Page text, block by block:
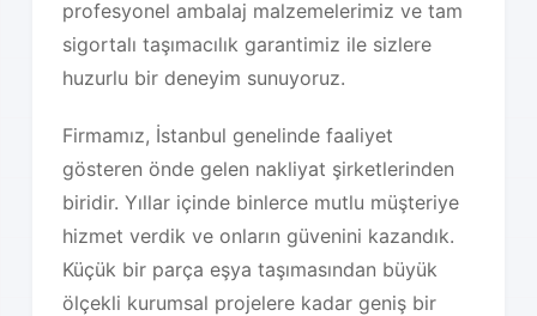
profesyonel ambalaj malzemelerimiz ve tam
sigortalı taşımacılık garantimiz ile sizlere
huzurlu bir deneyim sunuyoruz.
Firmamız, İstanbul genelinde faaliyet
gösteren önde gelen nakliyat şirketlerinden
biridir. Yıllar içinde binlerce mutlu müşteriye
hizmet verdik ve onların güvenini kazandık.
Küçük bir parça eşya taşımasından büyük
ölçekli kurumsal projelere kadar geniş bir